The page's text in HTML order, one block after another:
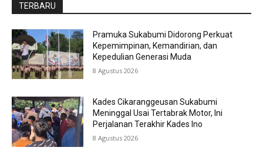
TERBARU
Pramuka Sukabumi Didorong Perkuat
Kepemimpinan, Kemandirian, dan
Kepedulian Generasi Muda
8 Agustus 2026
Kades Cikaranggeusan Sukabumi
Meninggal Usai Tertabrak Motor, Ini
Perjalanan Terakhir Kades Ino
8 Agustus 2026